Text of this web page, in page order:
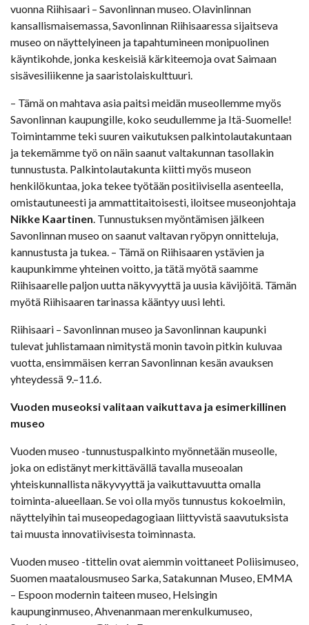
vuonna Riihisaari – Savonlinnan museo. Olavinlinnan
kansallismaisemassa, Savonlinnan Riihisaaressa sijaitseva
museo on näyttelyineen ja tapahtumineen monipuolinen
käyntikohde, jonka keskeisiä kärkiteemoja ovat Saimaan
sisävesiliikenne ja saaristolaiskulttuuri.
– Tämä on mahtava asia paitsi meidän museollemme myös
Savonlinnan kaupungille, koko seudullemme ja Itä-Suomelle!
Toimintamme teki suuren vaikutuksen palkintolautakuntaan
ja tekemämme työ on näin saanut valtakunnan tasollakin
tunnustusta. Palkintolautakunta kiitti myös museon
henkilökuntaa, joka tekee työtään positiivisella asenteella,
omistautuneesti ja ammattitaitoisesti, iloitsee museonjohtaja
Nikke Kaartinen. Tunnustuksen myöntämisen jälkeen
Savonlinnan museo on saanut valtavan ryöpyn onnitteluja,
kannustusta ja tukea. – Tämä on Riihisaaren ystävien ja
kaupunkimme yhteinen voitto, ja tätä myötä saamme
Riihisaarelle paljon uutta näkyvyyttä ja uusia kävijöitä. Tämän
myötä Riihisaaren tarinassa kääntyy uusi lehti.
Riihisaari – Savonlinnan museo ja Savonlinnan kaupunki
tulevat juhlistamaan nimitystä monin tavoin pitkin kuluvaa
vuotta, ensimmäisen kerran Savonlinnan kesän avauksen
yhteydessä 9.–11.6.
Vuoden museoksi valitaan vaikuttava ja esimerkillinen
museo
Vuoden museo -tunnustuspalkinto myönnetään museolle,
joka on edistänyt merkittävällä tavalla museoalan
yhteiskunnallista näkyvyyttä ja vaikuttavuutta omalla
toiminta-alueellaan. Se voi olla myös tunnustus kokoelmiin,
näyttelyihin tai museopedagogiaan liittyvistä saavutuksista
tai muusta innovatiivisesta toiminnasta.
Vuoden museo -tittelin ovat aiemmin voittaneet Poliisimuseo,
Suomen maatalousmuseo Sarka, Satakunnan Museo, EMMA
– Espoon modernin taiteen museo, Helsingin
kaupunginmuseo, Ahvenanmaan merenkulkumuseo,